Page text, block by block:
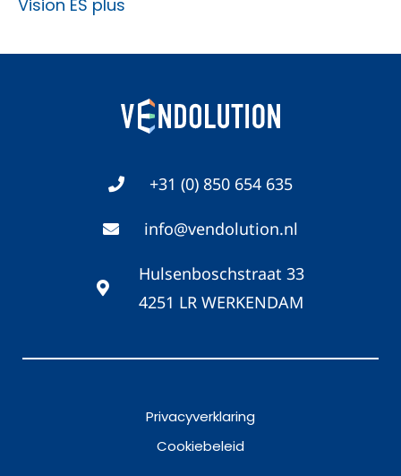
Vision ES plus
+31 (0) 850 654 635
info@vendolution.nl
Hulsenboschstraat 33
4251 LR WERKENDAM
Privacyverklaring
Cookiebeleid